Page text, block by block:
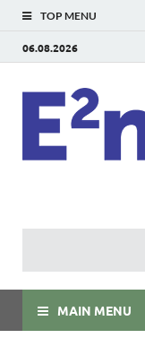
TOP MENU
06.08.2026
MAIN MENU